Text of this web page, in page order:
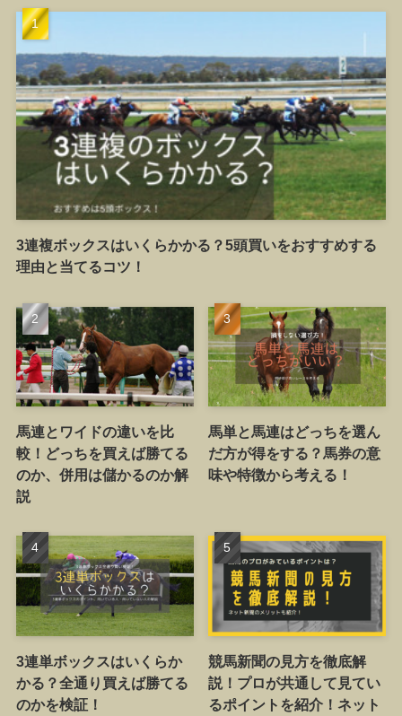
3連複ボックスはいくらかかる？5頭買いをおすすめする
理由と当てるコツ！
馬連とワイドの違いを比
較！どっちを買えば勝てる
のか、併用は儲かるのか解
説
馬単と馬連はどっちを選ん
だ方が得をする？馬券の意
味や特徴から考える！
3連単ボックスはいくらか
かる？全通り買えば勝てる
のかを検証！
競馬新聞の見方を徹底解
説！プロが共通して見てい
るポイントを紹介！ネット